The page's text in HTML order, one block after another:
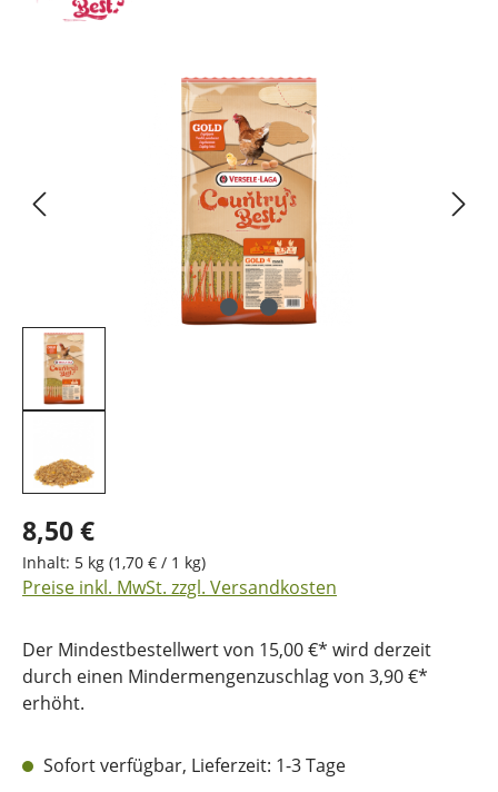
Bildergalerie überspringen
8,50 €
Inhalt: 5 kg (1,70 € / 1 kg)
Preise inkl. MwSt. zzgl. Versandkosten
Der Mindestbestellwert von 15,00 €* wird derzeit
durch einen Mindermengenzuschlag von 3,90 €*
erhöht.
Sofort verfügbar, Lieferzeit: 1-3 Tage